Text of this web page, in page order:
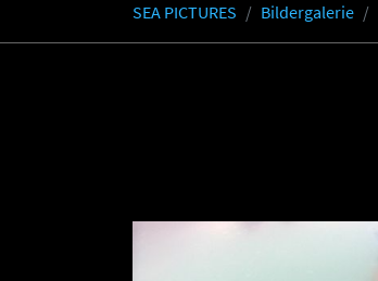
You are here:
SEA PICTURES Bildergalerie